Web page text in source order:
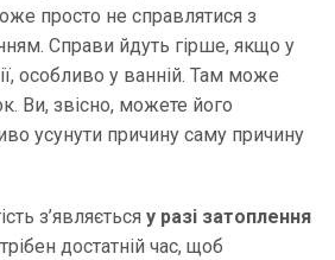
просто не справлятися з
Справи йдуть гірше, якщо у
особливо у ванній. Там може
Ви, звісно, можете його
усунути причину саму причину
з’являється у разі затоплення
достатній час, щоб